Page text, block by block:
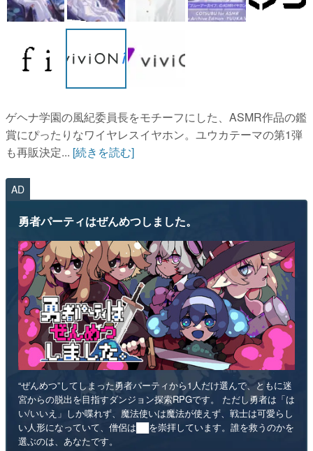
電ファミニコゲーマーとは？
運営：株式会社マレ
ゲヘナ学園の風紀委員長をモチーフにした、ASMR作品の鑑
賞にぴったりなワイヤレスイヤホン。ユウカテーマの第1弾
も再販決定... [続きを読む]
AD
勇者パーティはぜんめつしました。
“ぜんめつ”してしまった勇者パーティから1人だけ選んで、ともに迷
宮からの脱出を目指すダンジョン探索RPGです。 ただし勇者は「は
い/いいえ」しか喋れず、魔法使いは魔法が使えず、戦士は可愛らし
い人形になっていて、僧侶は██を崇拝しています。誰を救うのかを
選ぶのは、あなたです。